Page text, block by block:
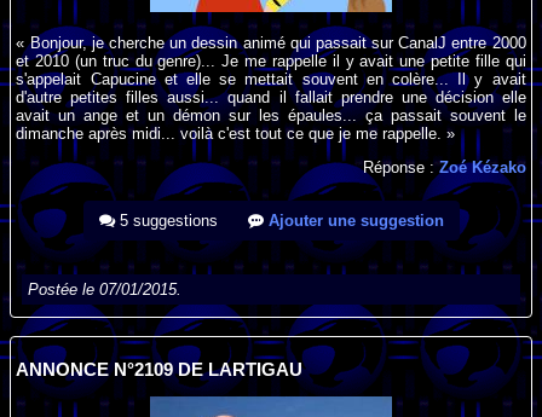
« Bonjour, je cherche un dessin animé qui passait sur CanalJ entre 2000
et 2010 (un truc du genre)... Je me rappelle il y avait une petite fille qui
s'appelait Capucine et elle se mettait souvent en colère... Il y avait
d'autre petites filles aussi... quand il fallait prendre une décision elle
avait un ange et un démon sur les épaules... ça passait souvent le
dimanche après midi... voilà c'est tout ce que je me rappelle. »
Réponse :Zoé Kézako
5 suggestions Ajouter une suggestion
Postée le 07/01/2015.
ANNONCE N°2109 DE LARTIGAU